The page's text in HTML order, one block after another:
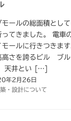
モールの総面積とし
ってきました。 電車
ールに行きつきま
高さを誇るビル ブ
天井とい […]
年2月26日
・設計について